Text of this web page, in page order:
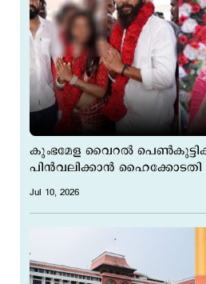
കുംഭമേള വൈറല്‍
പിന്‍വലിക്കാന്‍ ഹൈക്കോടതി
Jul 10, 2026